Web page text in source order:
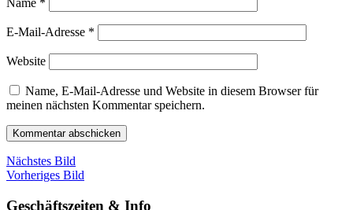
Name *
E-Mail-Adresse *
Website
Name, E-Mail-Adresse und Website in diesem Browser für
meinen nächsten Kommentar speichern.
Nächstes Bild
Vorheriges Bild
Geschäftszeiten & Info